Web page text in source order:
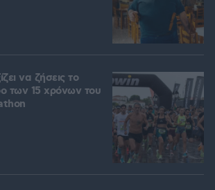
να ζήσεις το
των 15 χρόνων του